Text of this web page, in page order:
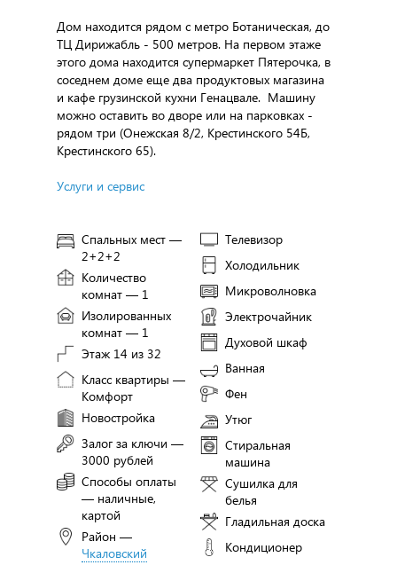
Дом находится рядом с метро Ботаническая, до
ТЦ Дирижабль - 500 метров. На первом этаже
этого дома находится супермаркет Пятерочка, в
соседнем доме еще два продуктовых магазина
и кафе грузинской кухни Генацвале. Машину
можно оставить во дворе или на парковках -
рядом три (Онежская 8/2, Крестинского 54Б,
Крестинского 65).
Услуги и сервис
Спальных мест —
2+2+2
Количество
комнат — 1
Изолированных
комнат — 1
Этаж 14 из 32
Класс квартиры —
Комфорт
Новостройка
Залог за ключи —
3000 рублей
Способы оплаты
— наличные,
картой
Район —
Чкаловский
Телевизор
Холодильник
Микроволновка
Электрочайник
Духовой шкаф
Ванная
Фен
Утюг
Стиральная
машина
Сушилка для
белья
Гладильная доска
Кондиционер